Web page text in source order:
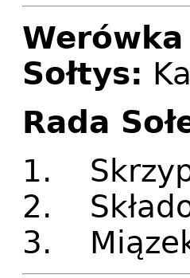
Werówka
Sołtys:
Rada
1.
2.
3.